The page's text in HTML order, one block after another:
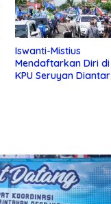
Iswanti-Mistius
Mendaftarkan Diri di
KPU Seruyan Diantar